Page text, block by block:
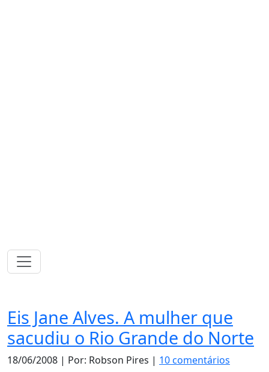
Eis Jane Alves. A mulher que
sacudiu o Rio Grande do Norte
18/06/2008 | Por: Robson Pires | 10 comentários